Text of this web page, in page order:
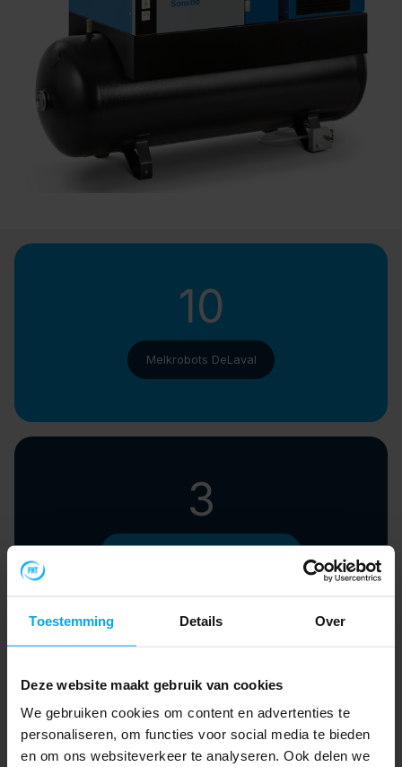
Toestemming Details Over
Deze website maakt gebruik van cookies
We gebruiken cookies om content en advertenties te
personaliseren, om functies voor social media te bieden
en om ons websiteverkeer te analyseren. Ook delen we
10
Melkrobots DeLaval
3
516